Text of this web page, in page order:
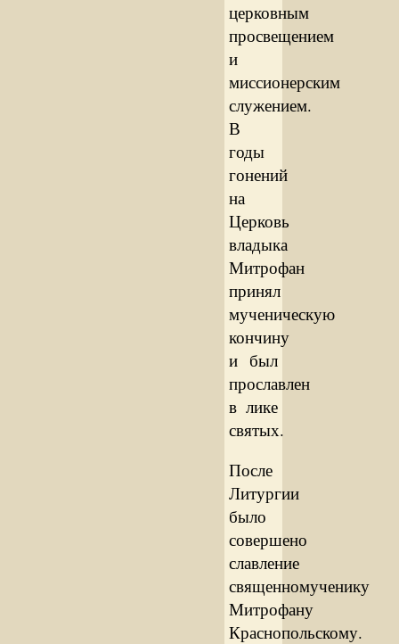
церковным
просвещением
и
миссионерским
служением.
В
годы
гонений
на
Церковь
владыка
Митрофан
принял
мученическую
кончину
и был
прославлен
в лике
святых.
После
Литургии
было
совершено
славление
священномученику
Митрофану
Краснопольскому.